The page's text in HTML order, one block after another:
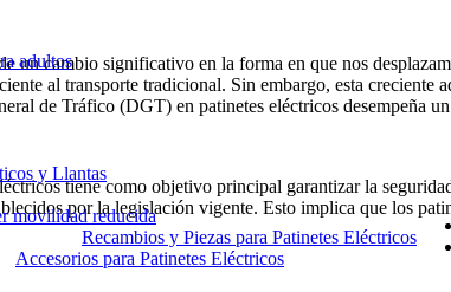
adultos
y Llantas
movilidad reducida
Recambios y Piezas para Patinetes Eléctricos
Accesorios para Patinetes Eléctricos
un cambio significativo en la forma en que nos
al transporte tradicional. Sin embargo, esta
de Tráfico (DGT) en patinetes eléctricos desempeña
tiene como objetivo principal garantizar la
por la legislación vigente. Esto implica que los